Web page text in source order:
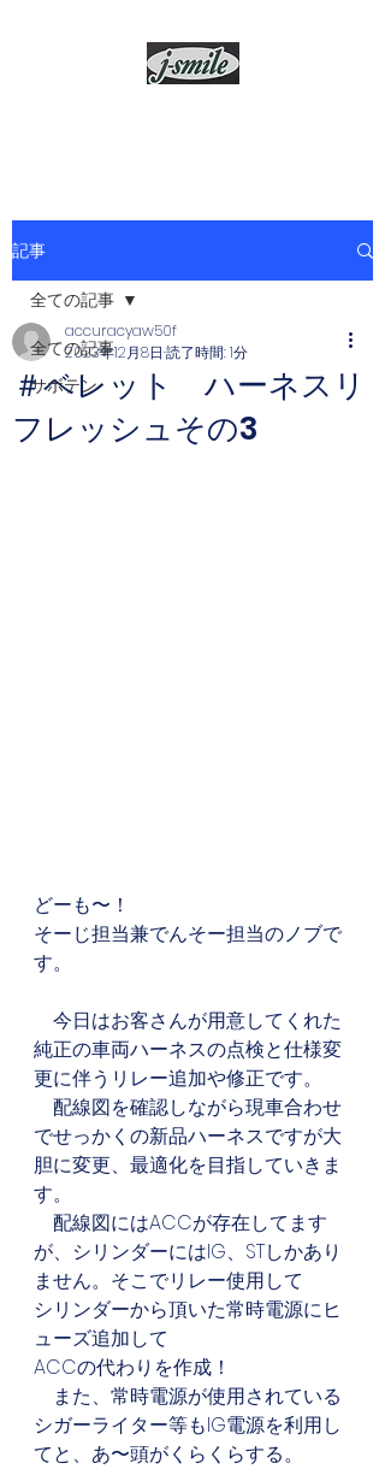
記事
全ての記事
サボテン
全ての記事
＃ベレット ハーネスリ
フレッシュその3
accuracyaw50f
2023年12月8日 読了時間: 1分
どーも〜！
そーじ担当兼でんそー担当のノブで
す。
今日はお客さんが用意してくれた
純正の車両ハーネスの点検と仕様変
更に伴うリレー追加や修正です。
配線図を確認しながら現車合わせ
でせっかくの新品ハーネスですが大
胆に変更、最適化を目指していきま
す。
配線図にはACCが存在してます
が、シリンダーにはIG、STしかあり
ません。そこでリレー使用して
シリンダーから頂いた常時電源にヒ
ューズ追加して
ACCの代わりを作成！
また、常時電源が使用されている
シガーライター等もIG電源を利用し
てと、あ〜頭がくらくらする。